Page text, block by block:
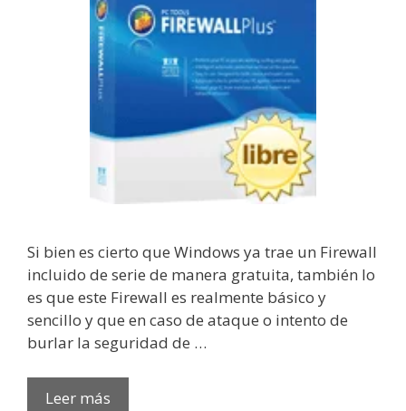
Si bien es cierto que Windows ya trae un Firewall
incluido de serie de manera gratuita, también lo
es que este Firewall es realmente básico y
sencillo y que en caso de ataque o intento de
burlar la seguridad de …
Leer más